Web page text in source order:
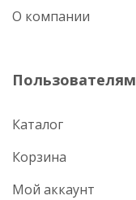
О компании
Пользователям
Каталог
Корзина
Мой аккаунт